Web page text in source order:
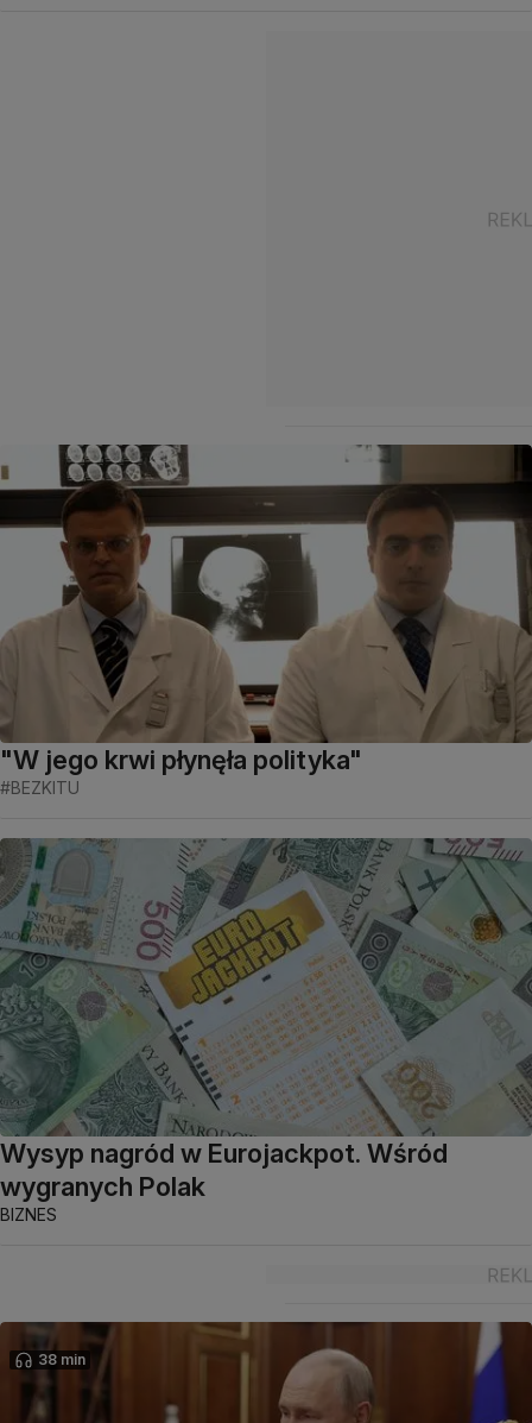
"W jego krwi płynęła polityka"
#BEZKITU
Wysyp nagród w Eurojackpot. Wśród
wygranych Polak
BIZNES
38 min